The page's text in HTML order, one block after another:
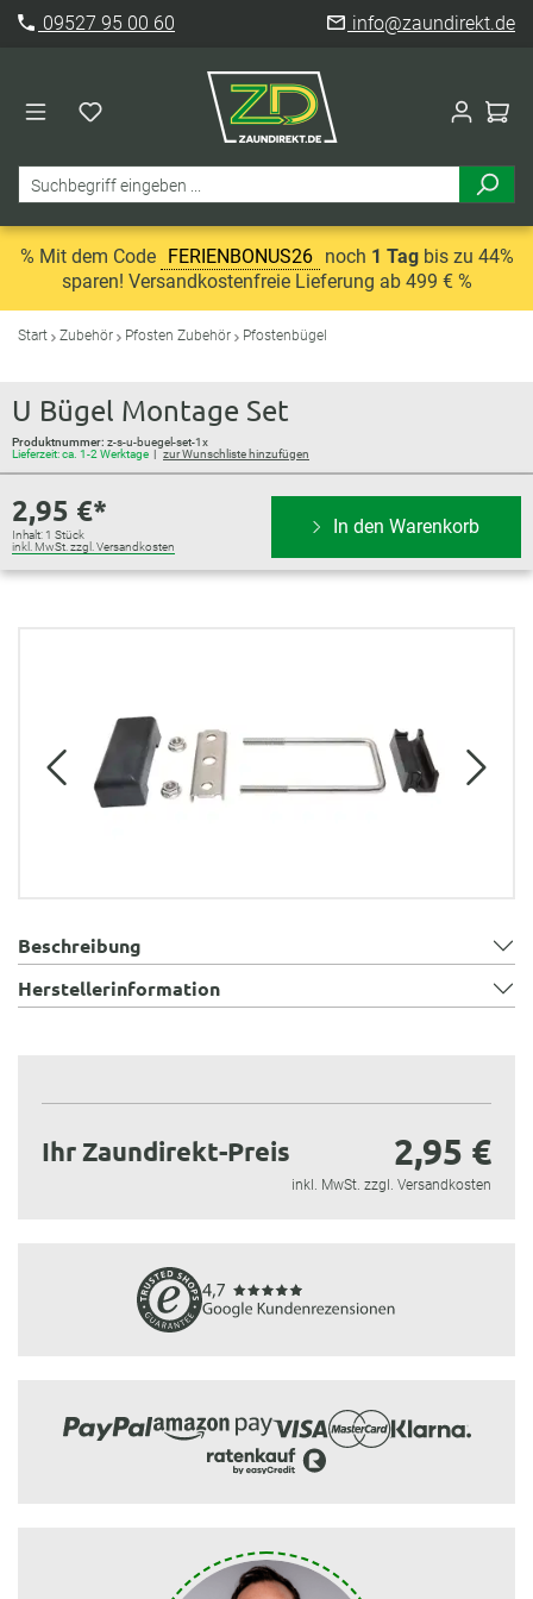
09527 95 00 60 info@zaundirekt.de
% Mit dem Code FERIENBONUS26 noch 1 Tagbis zu 44%
sparen! Versandkostenfreie Lieferung ab 499 € %
Start Zubehör Pfosten Zubehör Pfostenbügel
U Bügel Montage Set
Produktnummer: z-s-u-buegel-set-1x
Lieferzeit: ca. 1-2 Werktage
zur Wunschliste hinzufügen
2,95 €*
Inhalt: 1 Stück
inkl. MwSt. zzgl. Versandkosten
In den Warenkorb
Beschreibung
Herstellerinformation
Ihr Zaundirekt-Preis 2,95 €
inkl. MwSt. zzgl. Versandkosten